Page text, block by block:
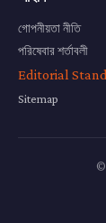
গোপনীয়তা নীতি
পরিষেবার শর্তাবলী
Editorial
Sitemap
©